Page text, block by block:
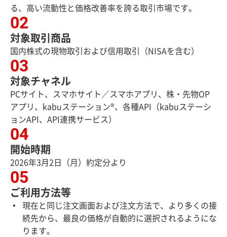
る、高い流動性と価格改善率を誇る取引市場です。
対象取引商品
国内株式の現物取引および信用取引（NISAを含む）
対象チャネル
PCサイト、スマホサイト／スマホアプリ、株・先物OP
アプリ、kabuステーション®、各種API（kabuステーシ
ョンAPI、API連携サービス）
開始時期
2026年3月2日（月）約定分より
ご利用方法等
現在と同じ注文画面および注文方法で、より多くの接
続先から、最良の価格が自動的に選択されるようにな
ります。